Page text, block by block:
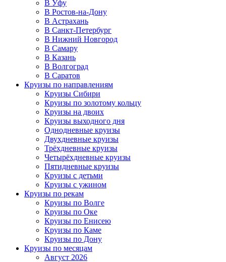
В Уфу
В Ростов-на-Дону
В Астрахань
В Санкт-Петербург
В Нижний Новгород
В Самару
В Казань
В Волгоград
В Саратов
Круизы по направлениям
Круизы Сибири
Круизы по золотому кольцу
Круизы на двоих
Круизы выходного дня
Однодневные круизы
Двухдневные круизы
Трёхдневные круизы
Четырёхдневные круизы
Пятидневные круизы
Круизы с детьми
Круизы с ужином
Круизы по рекам
Круизы по Волге
Круизы по Оке
Круизы по Енисею
Круизы по Каме
Круизы по Дону
Круизы по месяцам
Август 2026